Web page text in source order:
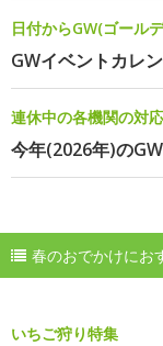
日付からGW(ゴール
GWイベントカレ
連休中の各機関の対
今年(2026年)の
春のおでかけにお
いちご狩り特集